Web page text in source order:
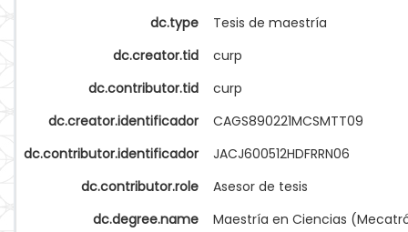
dc.type
Tesis de maestría
dc.creator.tid
curp
dc.contributor.tid
curp
dc.creator.identificador
CAGS890221MCSMTT09
dc.contributor.identificador
JACJ600512HDFRRN06
dc.contributor.role
Asesor de tesis
dc.degree.name
Maestría en Ciencias